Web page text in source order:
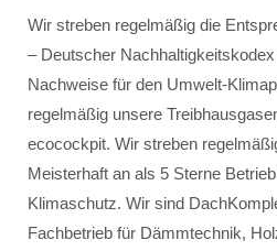
Wir streben regelmäßig die
– Deutscher
Nachweise für den Umwelt-
regelmäßig unsere
ecocockpit. Wir streben
Meisterhaft an als 5 Sterne
Klimaschutz. Wir sind
Fachbetrieb für Dämmtechnik,